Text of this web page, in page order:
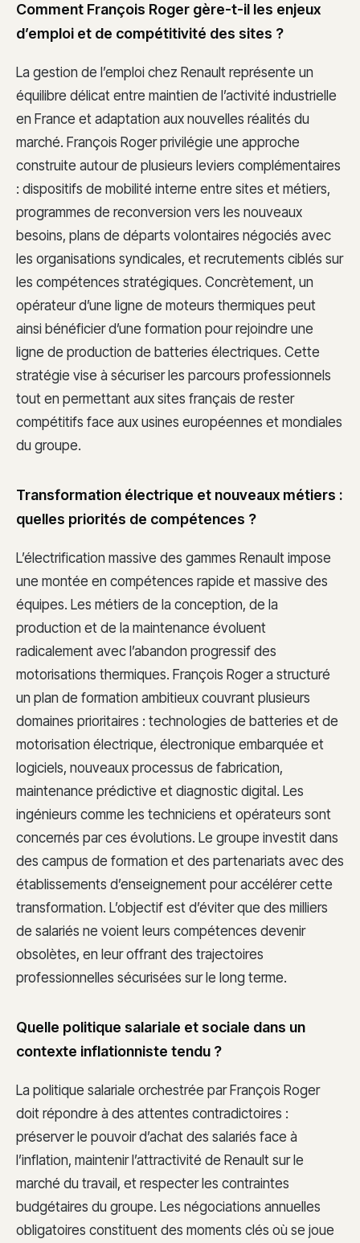
Comment François Roger gère-t-il les enjeux
d’emploi et de compétitivité des sites ?
La gestion de l’emploi chez Renault représente un
équilibre délicat entre maintien de l’activité industrielle
en France et adaptation aux nouvelles réalités du
marché. François Roger privilégie une approche
construite autour de plusieurs leviers complémentaires
: dispositifs de mobilité interne entre sites et métiers,
programmes de reconversion vers les nouveaux
besoins, plans de départs volontaires négociés avec
les organisations syndicales, et recrutements ciblés sur
les compétences stratégiques. Concrètement, un
opérateur d’une ligne de moteurs thermiques peut
ainsi bénéficier d’une formation pour rejoindre une
ligne de production de batteries électriques. Cette
stratégie vise à sécuriser les parcours professionnels
tout en permettant aux sites français de rester
compétitifs face aux usines européennes et mondiales
du groupe.
Transformation électrique et nouveaux métiers :
quelles priorités de compétences ?
L’électrification massive des gammes Renault impose
une montée en compétences rapide et massive des
équipes. Les métiers de la conception, de la
production et de la maintenance évoluent
radicalement avec l’abandon progressif des
motorisations thermiques. François Roger a structuré
un plan de formation ambitieux couvrant plusieurs
domaines prioritaires : technologies de batteries et de
motorisation électrique, électronique embarquée et
logiciels, nouveaux processus de fabrication,
maintenance prédictive et diagnostic digital. Les
ingénieurs comme les techniciens et opérateurs sont
concernés par ces évolutions. Le groupe investit dans
des campus de formation et des partenariats avec des
établissements d’enseignement pour accélérer cette
transformation. L’objectif est d’éviter que des milliers
de salariés ne voient leurs compétences devenir
obsolètes, en leur offrant des trajectoires
professionnelles sécurisées sur le long terme.
Quelle politique salariale et sociale dans un
contexte inflationniste tendu ?
La politique salariale orchestrée par François Roger
doit répondre à des attentes contradictoires :
préserver le pouvoir d’achat des salariés face à
l’inflation, maintenir l’attractivité de Renault sur le
marché du travail, et respecter les contraintes
budgétaires du groupe. Les négociations annuelles
obligatoires constituent des moments clés où se joue